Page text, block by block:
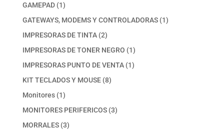
GAMEPAD 11
producto
GATEWAYS, MODEMS Y CONTROLADORAS 11
IMPRESORAS DE TINTA 22
productos
IMPRESORAS DE TONER NEGRO 11
producto
IMPRESORAS PUNTO DE VENTA 11
KIT TECLADOS Y MOUSE 88
Monitores 11
producto
MONITORES PERIFERICOS 33
MORRALES 33